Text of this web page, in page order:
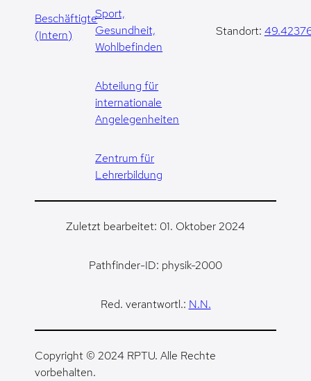
Beschäftigte
(Intern)
Sport,
Gesundheit,
Wohlbefinden
Abteilung für
internationale
Angelegenheiten
Zentrum für
Lehrerbildung
Standort:
Zuletzt bearbeitet: 01. Oktober 2024
Pathfinder-ID: physik-2000
Red. verantwortl.: N.N.
Copyright © 2024 RPTU. Alle Rechte
vorbehalten.